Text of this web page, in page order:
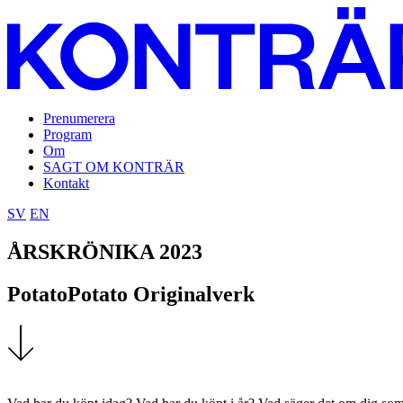
Prenumerera
Program
Om
SAGT OM KONTRÄR
Kontakt
SV EN
ÅRSKRÖNIKA 2023
PotatoPotato Originalverk